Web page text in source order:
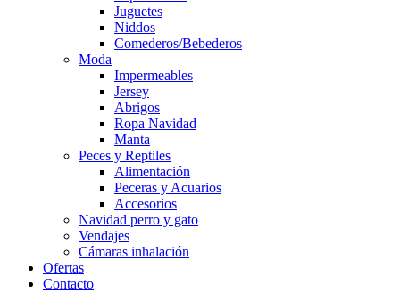
Juguetes
Niddos
Comederos/Bebederos
Moda
Impermeables
Jersey
Abrigos
Ropa Navidad
Manta
Peces y Reptiles
Alimentación
Peceras y Acuarios
Accesorios
Navidad perro y gato
Vendajes
Cámaras inhalación
Ofertas
Contacto